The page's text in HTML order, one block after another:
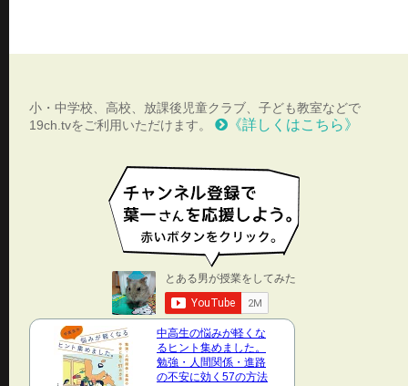
小・中学校、高校、放課後児童クラブ、子ども教室などで
19ch.tvをご利用いただけます。
《詳しくはこちら》
中高生の悩みが軽くな
るヒント集めました。
勉強・人間関係・進路
の不安に効く57の方法